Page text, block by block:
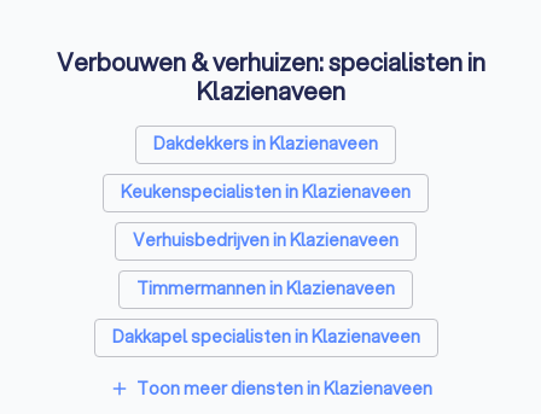
Verbouwen & verhuizen: specialisten in
Klazienaveen
Dakdekkers in Klazienaveen
Keukenspecialisten in Klazienaveen
Verhuisbedrijven in Klazienaveen
Timmermannen in Klazienaveen
Dakkapel specialisten in Klazienaveen
Tegelzetters in Klazienaveen
add Toon meer diensten in Klazienaveen